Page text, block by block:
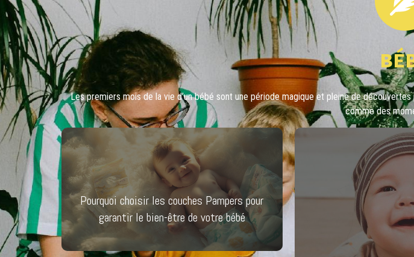
Les premiers mois de la vie d’un bébé sont une période magique et pleine de
comme des
Pourquoi choisir les couches Pampers pour
garantir le bien-être de votre bébé